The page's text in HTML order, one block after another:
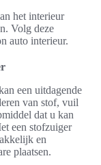
het interieur
Volg deze
auto interieur.
een uitdagende
van stof, vuil
dat u kan
een stofzuiger
en
plaatsen.